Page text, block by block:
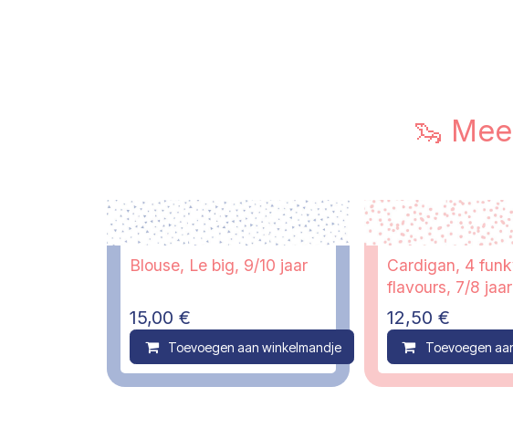
🦦
Blouse, Le big, 9/10 jaar
15,00 €
Toevoegen aan winkelmandje Compare
Cardigan, 4
flavours, 7/8 jaar
12,50 €
Toevoegen